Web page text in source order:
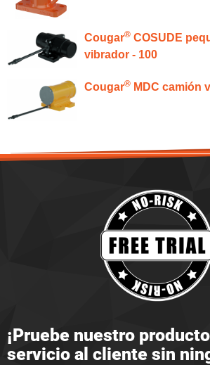
Cougar®COSUDE
vibrador - 100
Cougar®MDC camión
¡Pruebe nuestro
servicio al cliente sin